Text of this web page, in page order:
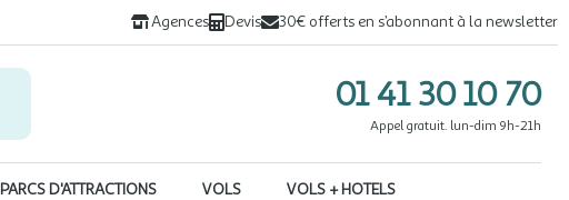
Agences Devis 30€ offerts en s’abonnant à la newsletter
01 41 30 10 70
Appel gratuit. lun-dim 9h-21h
PARCS D'ATTRACTIONS VOLS VOLS + HOTELS